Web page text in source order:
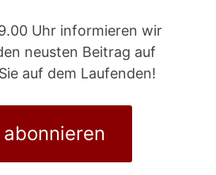
Uhr informieren wir
neusten Beitrag auf
auf dem Laufenden!